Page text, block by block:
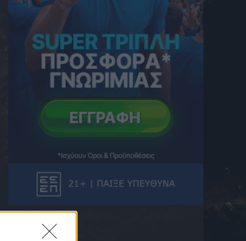
Τζολάκης: Ήττα για τη Χαλ από την
Άιντραχτ στο ντεμπούτο του σε φιλικό 120
λεπτών
8 Αυγούστου 2026 18:44
Ο Αναστάσης Κώτσης υπέγραψε
επαγγελματικό συμβόλαιο με τον Ατρόμητο
Μέσι: Το αντίο της Νιούελς στον πατέρα του
-“Ευχαριστούμε που του έμαθες να αγαπά
αυτά τα χρώματα”
του Μοχάμεντ Εντιαγέ
8 Αυγούστου 2026 18:27
“Ό,τι βλέπεις είναι από τα χέρια μου”:
Κραυγή απόγνωσης στο Πόρτο Γερμενό με
πάνω από 100 καμένα σπίτια